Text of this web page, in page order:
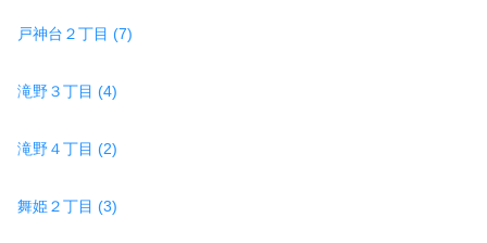
戸神台２丁目 (7)
滝野３丁目 (4)
滝野４丁目 (2)
舞姫２丁目 (3)